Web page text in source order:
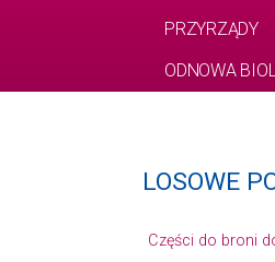
PRZYRZĄDY
ODNOWA
LOSOWE
Części do broni